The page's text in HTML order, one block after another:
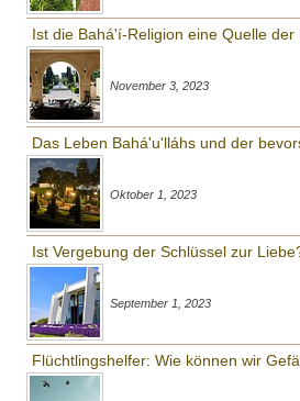
Ist die Bahá'í-Religion eine Quelle der
November 3, 2023
Das Leben Bahá'u'lláhs und der
Oktober 1, 2023
Ist Vergebung der Schlüssel zur
September 1, 2023
Flüchtlingshelfer: Wie können wir